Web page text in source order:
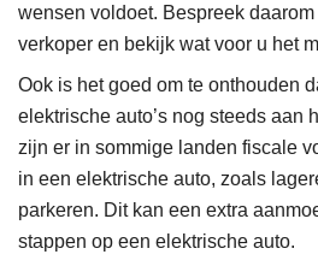
wensen voldoet. Bespreek
verkoper en bekijk wat voor u het
Ook is het goed om te onthouden
elektrische auto’s nog steeds aan
zijn er in sommige landen fiscale
in een elektrische auto, zoals
parkeren. Dit kan een extra
stappen op een elektrische auto.